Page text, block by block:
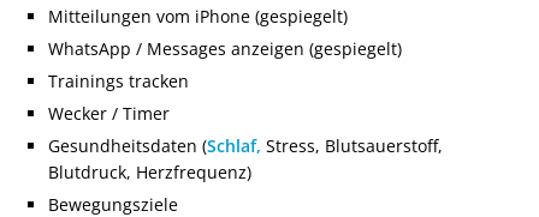
Mitteilungen vom iPhone (gespiegelt)
WhatsApp / Messages anzeigen (gespiegelt)
Trainings tracken
Wecker / Timer
Gesundheitsdaten (Schlaf, Stress, Blutsauerstoff,
Blutdruck, Herzfrequenz)
Bewegungsziele